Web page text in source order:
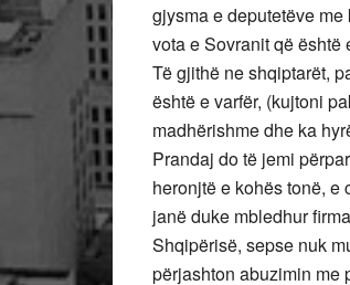
gjysma e deputetëve
vota e Sovranit që është
Të gjithë ne shqiptarët,
është e varfër, (kujtoni
madhërishme dhe ka
Prandaj do të jemi
heronjtë e kohës tonë,
janë duke mbledhur
Shqipërisë, sepse nuk
përjashton abuzimin me